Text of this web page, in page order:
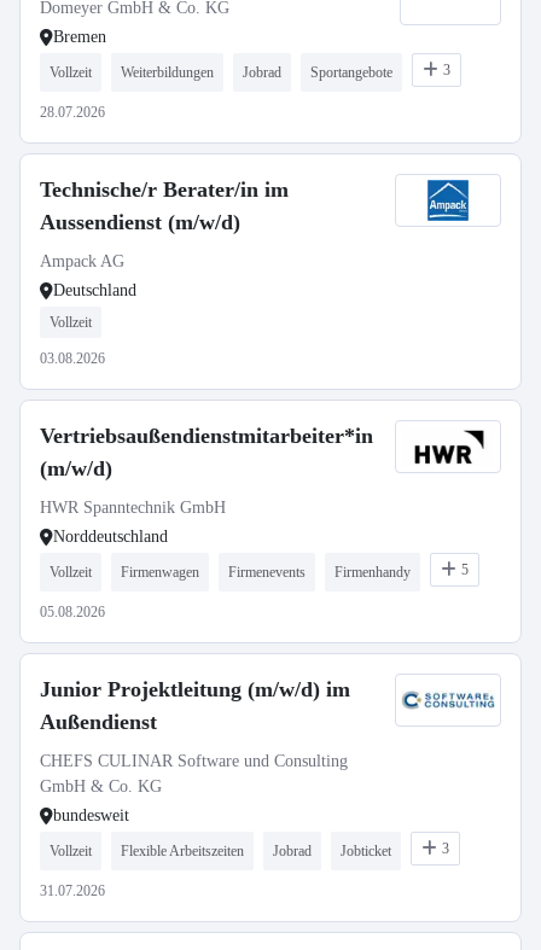
Domeyer GmbH & Co. KG
Bremen
Vollzeit Weiterbildungen Jobrad Sportangebote 3
28.07.2026
Technische/r Berater/in im
Aussendienst (m/w/d)
Ampack AG
Deutschland
Vollzeit
03.08.2026
Vertriebsaußendienstmitarbeiter*in
(m/w/d)
HWR Spanntechnik GmbH
Norddeutschland
Vollzeit Firmenwagen Firmenevents Firmenhandy 5
05.08.2026
Junior Projektleitung (m/w/d) im
Außendienst
CHEFS CULINAR Software und Consulting
GmbH & Co. KG
bundesweit
Vollzeit Flexible Arbeitszeiten Jobrad Jobticket 3
31.07.2026